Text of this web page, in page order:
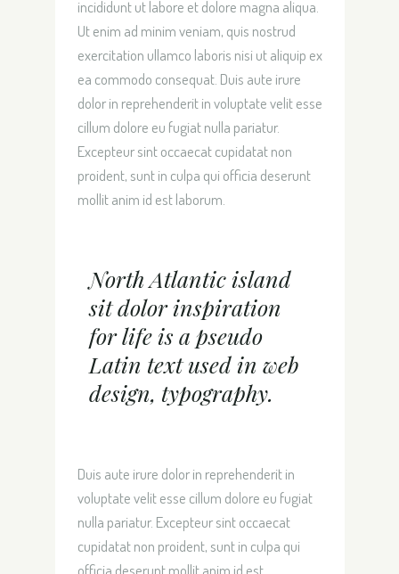
incididunt ut labore et dolore magna aliqua.
Ut enim ad minim veniam, quis nostrud
exercitation ullamco laboris nisi ut aliquip ex
ea commodo consequat. Duis aute irure
dolor in reprehenderit in voluptate velit esse
cillum dolore eu fugiat nulla pariatur.
Excepteur sint occaecat cupidatat non
proident, sunt in culpa qui officia deserunt
mollit anim id est laborum.
North Atlantic island
sit dolor inspiration
for life is a pseudo
Latin text used in web
design, typography.
Duis aute irure dolor in reprehenderit in
voluptate velit esse cillum dolore eu fugiat
nulla pariatur. Excepteur sint occaecat
cupidatat non proident, sunt in culpa qui
officia deserunt mollit anim id est